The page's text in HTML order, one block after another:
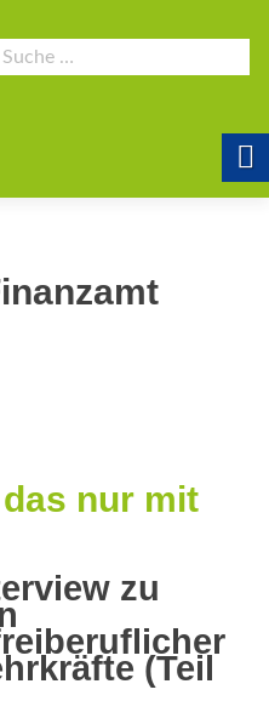
Suche
nach:
NAVIGATION
nur mit
zu
(Teil